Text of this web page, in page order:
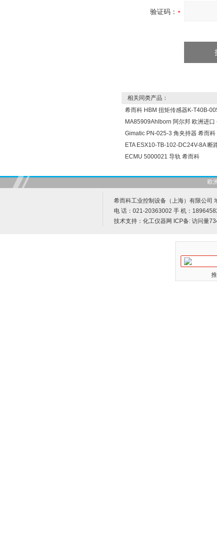
验证码：
相关同类产品：
希而科 HBM 扭矩传感器K-T40B-
MA85909Ahlborn 阿尔邦 欧洲进口
Gimatic PN-025-3 角夹持器 希而科
ETA ESX10-TB-102-DC24V-8A 断
ECMU 5000021 导轨 希而科
欧
希而科工业控制设备（上海）有限公司
电 话：021-20363002 手 机：
技术支持： 化工仪器网 ICP备: 访问量